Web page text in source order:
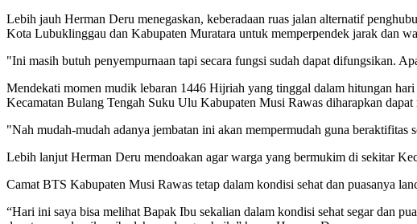
Lebih jauh Herman Deru menegaskan, keberadaan ruas jalan alternatif
Kota Lubuklinggau dan Kabupaten Muratara untuk memperpendek jarak dan
"Ini masih butuh penyempurnaan tapi secara fungsi sudah dapat difungsikan.
Mendekati momen mudik lebaran 1446 Hijriah yang tinggal dalam hitungan
Kecamatan Bulang Tengah Suku Ulu Kabupaten Musi Rawas diharapkan dapat
"Nah mudah-mudah adanya jembatan ini akan mempermudah guna beraktifitas
Lebih lanjut Herman Deru mendoakan agar warga yang bermukim di sekitar
Camat BTS Kabupaten Musi Rawas tetap dalam kondisi sehat dan puasanya
“Hari ini saya bisa melihat Bapak Ibu sekalian dalam kondisi sehat segar dan